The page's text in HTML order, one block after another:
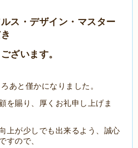
ス・デザイン・マスター
ざいます。
あと僅かになりました。
を賜り、厚くお礼申し上げま
上が少しでも出来るよう、誠心
すので、